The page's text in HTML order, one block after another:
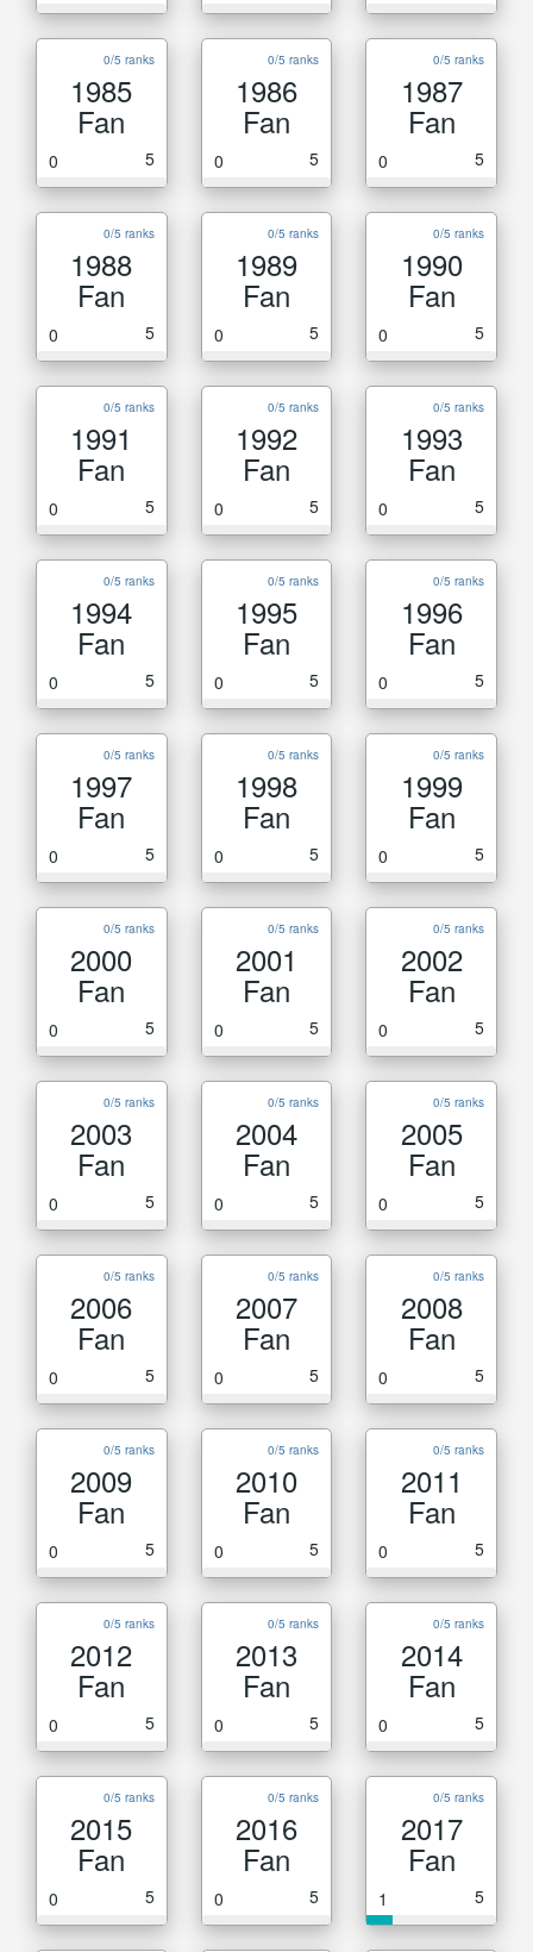
0/5 ranks
1985
Fan
0 5
0/5 ranks
1986
Fan
0 5
0/5 ranks
1987
Fan
0 5
0/5 ranks
1988
Fan
0 5
0/5 ranks
1989
Fan
0 5
0/5 ranks
1990
Fan
0 5
0/5 ranks
1991
Fan
0 5
0/5 ranks
1992
Fan
0 5
0/5 ranks
1993
Fan
0 5
0/5 ranks
1994
Fan
0 5
0/5 ranks
1995
Fan
0 5
0/5 ranks
1996
Fan
0 5
0/5 ranks
1997
Fan
0 5
0/5 ranks
1998
Fan
0 5
0/5 ranks
1999
Fan
0 5
0/5 ranks
2000
Fan
0 5
0/5 ranks
2001
Fan
0 5
0/5 ranks
2002
Fan
0 5
0/5 ranks
2003
Fan
0 5
0/5 ranks
2004
Fan
0 5
0/5 ranks
2005
Fan
0 5
0/5 ranks
2006
Fan
0 5
0/5 ranks
2007
Fan
0 5
0/5 ranks
2008
Fan
0 5
0/5 ranks
2009
Fan
0 5
0/5 ranks
2010
Fan
0 5
0/5 ranks
2011
Fan
0 5
0/5 ranks
2012
Fan
0 5
0/5 ranks
2013
Fan
0 5
0/5 ranks
2014
Fan
0 5
0/5 ranks
2015
Fan
0 5
0/5 ranks
2016
Fan
0 5
0/5 ranks
2017
Fan
1 5